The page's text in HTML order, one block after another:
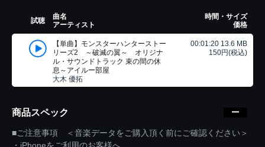
試聴
曲名
アーティスト
時間・サイズ
価格
【単曲】モンスターハンターストー
リーズ2 ～破滅の翼～ オリジナ
ル・サウンドトラック 束の間の休
息～アイルー部屋
大木 優拓
00:01:20 13.6 MB
150円(税込)
商品スペック
■ご注意事項 ＜音楽データをご購入頂く前にご確認ください＞